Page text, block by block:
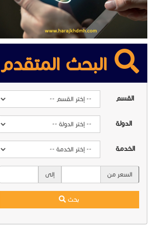
البحث المتقدم
القسم
الدولة
الخدمة
السعر من إلى
بحث